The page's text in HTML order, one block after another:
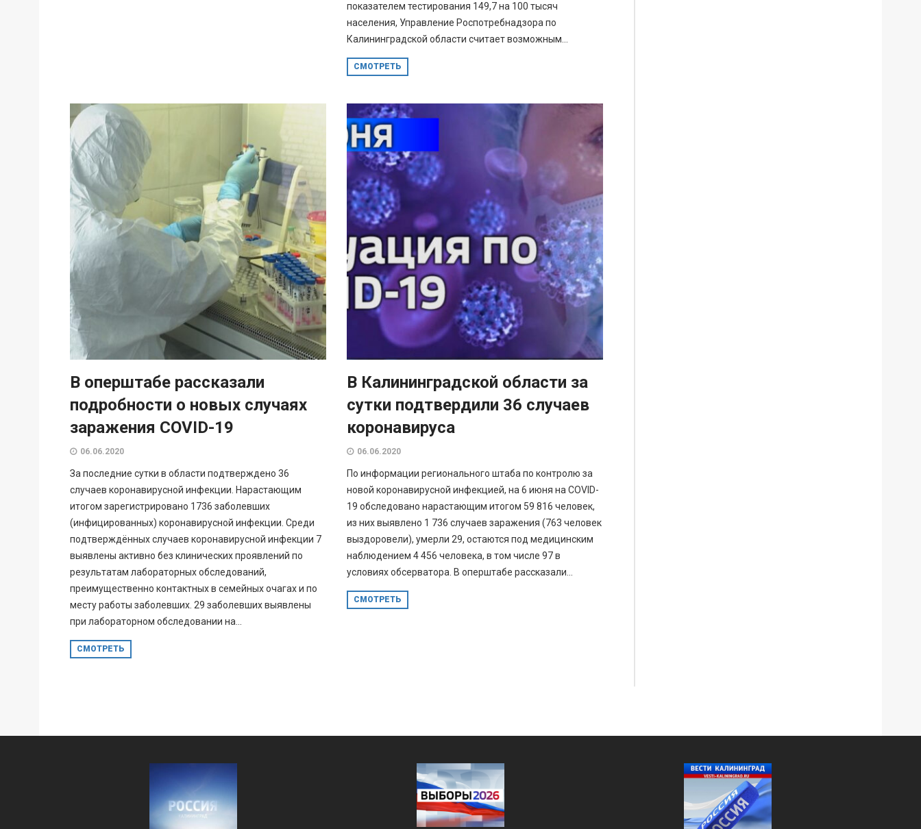
показателем тестирования 149,7 на 100 тысяч
населения, Управление Роспотребнадзора по
Калининградской области считает возможным...
СМОТРЕТЬ
В оперштабе рассказали
подробности о новых случаях
заражения COVID-19
06.06.2020
За последние сутки в области подтверждено 36
случаев коронавирусной инфекции. Нарастающим
итогом зарегистрировано 1736 заболевших
(инфицированных) коронавирусной инфекции. Среди
подтверждённых случаев коронавирусной инфекции 7
выявлены активно без клинических проявлений по
результатам лабораторных обследований,
преимущественно контактных в семейных очагах и по
месту работы заболевших. 29 заболевших выявлены
при лабораторном обследовании на...
СМОТРЕТЬ
В Калининградской области за
сутки подтвердили 36 случаев
коронавируса
06.06.2020
По информации регионального штаба по контролю за
новой коронавирусной инфекцией, на 6 июня на COVID-
19 обследовано нарастающим итогом 59 816 человек,
из них выявлено 1 736 случаев заражения (763 человек
выздоровели), умерли 29, остаются под медицинским
наблюдением 4 456 человека, в том числе 97 в
условиях обсерватора. В оперштабе рассказали...
СМОТРЕТЬ